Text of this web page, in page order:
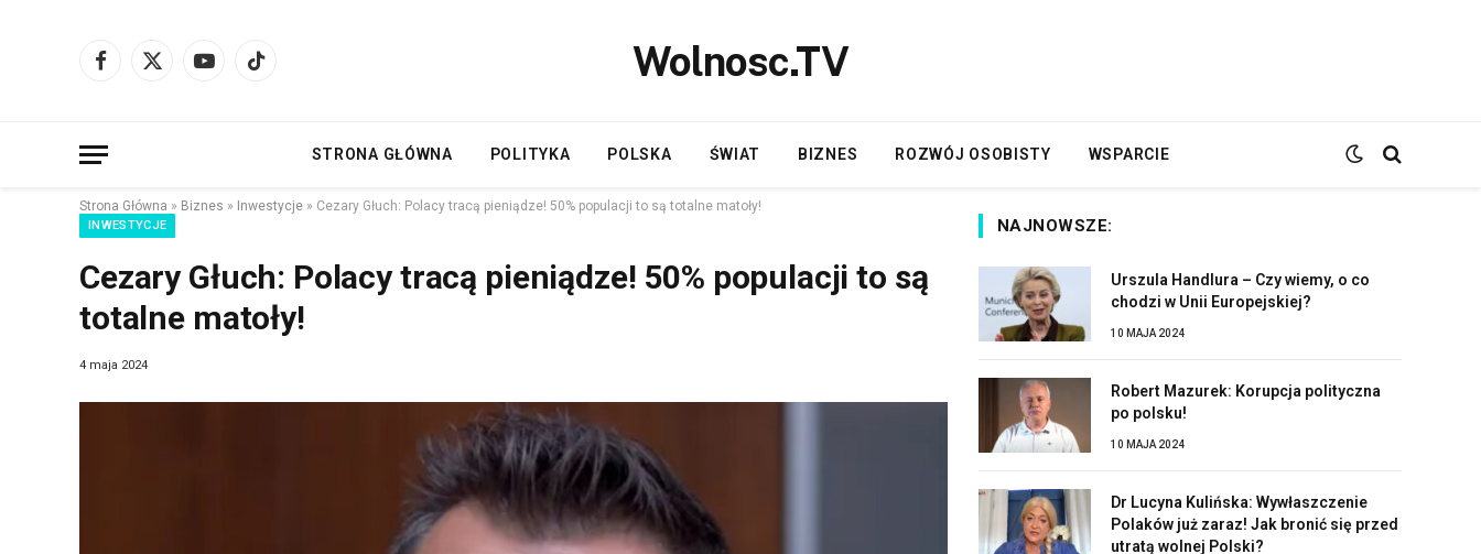
Facebook
X
YouTubeTikTok Wolnosc.TV
STRONA GŁÓWNA POLITYKA POLSKA ŚWIAT BIZNES ROZWÓJ OSOBISTY WSPARCIE
Strona Główna » Biznes » Inwestycje » Cezary Głuch: Polacy tracą pieniądze! 50% populacji to są totalne matoły!
INWESTYCJE
Cezary Głuch: Polacy tracą pieniądze! 50% populacji to są
totalne matoły!
4 maja 2024
NAJNOWSZE:
Urszula Handlura – Czy wiemy, o co
chodzi w Unii Europejskiej?
10 MAJA 2024
Robert Mazurek: Korupcja polityczna
po polsku!
10 MAJA 2024
Dr Lucyna Kulińska: Wywłaszczenie
Polaków już zaraz! Jak bronić się przed
utratą wolnej Polski?